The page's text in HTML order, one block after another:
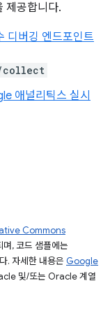
제공합니다.
디버깅 엔드포인트
collect
애널리틱스 실시
Commons
, 코드 샘플에는
. 자세한 내용은 Google
및/또는 Oracle 계열